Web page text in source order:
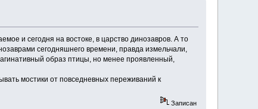
и сегодня на востоке, в царство динозавров. А то
сегодняшнего времени, правда измельчали,
образ птицы, но менее проявленный,
мостики от повседневных переживаний к
Записан